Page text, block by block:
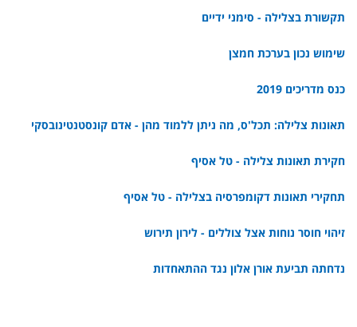
תקשורת בצלילה - סימני ידיים
שימוש נכון בערכת חמצן
כנס מדריכים 2019
תאונות צלילה: תכל'ס, מה ניתן ללמוד מהן - אדם קונסטנטינובסקי
חקירת תאונות צלילה - טל אסיף
תחקירי תאונות דקומפרסיה בצלילה - טל אסיף
זיהוי חוסר נוחות אצל צוללים - לירון תירוש
נדחתה תביעת אורן אלון נגד ההתאחדות